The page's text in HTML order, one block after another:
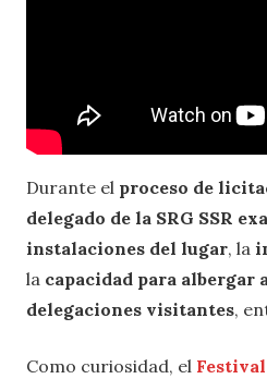
Durante el proceso de
delegado de la SRG SSR
instalaciones del lugar, la
la capacidad para albergar
delegaciones visitantes,
Como curiosidad, el